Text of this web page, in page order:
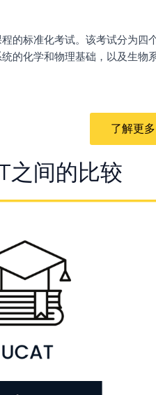
的标准化考试。该考试分为四
的化学和物理基础，以及生物
了解更多
之间的比较